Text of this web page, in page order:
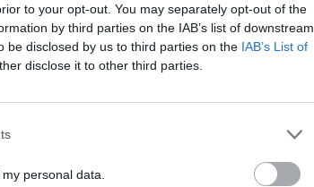
to your opt-out. You may separately opt-out of the
by third parties on the IAB’s list of downstream
be disclosed by us to third parties on the IAB’s List of
disclose it to other third parties.
personal data.
επεισόδιο νευρολογικών
κατεστραμμένη μυελίνη στο
να παρουσιάσει μούδιασμα
μαγνητικής